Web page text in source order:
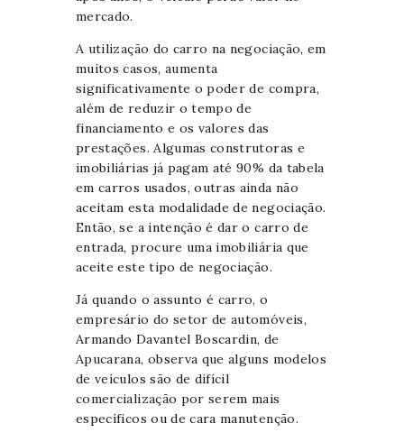
mercado.
A utilização do carro na negociação, em
muitos casos, aumenta
significativamente o poder de compra,
além de reduzir o tempo de
financiamento e os valores das
prestações. Algumas construtoras e
imobiliárias já pagam até 90% da tabela
em carros usados, outras ainda não
aceitam esta modalidade de negociação.
Então, se a intenção é dar o carro de
entrada, procure uma imobiliária que
aceite este tipo de negociação.
Já quando o assunto é carro, o
empresário do setor de automóveis,
Armando Davantel Boscardin, de
Apucarana, observa que alguns modelos
de veículos são de difícil
comercialização por serem mais
específicos ou de cara manutenção.